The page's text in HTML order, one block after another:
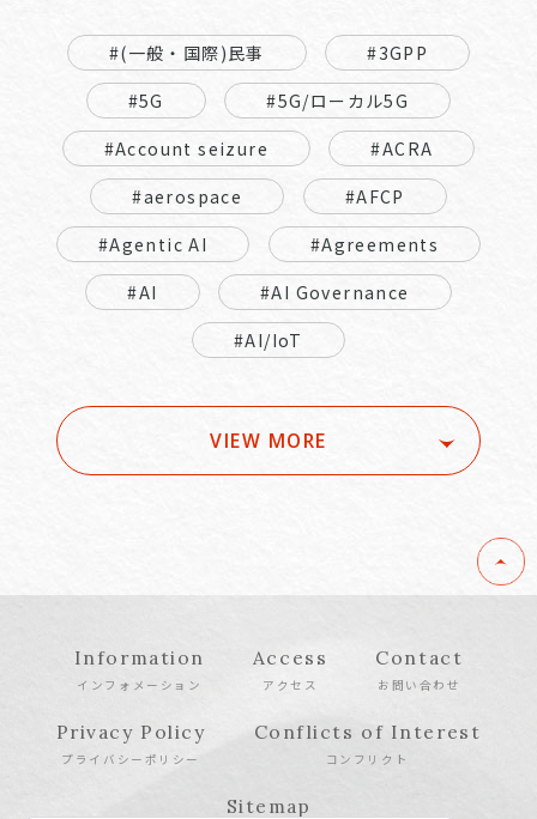
#(一般・国際)民事
#3GPP
#5G
#5G/ローカル5G
#Account seizure
#ACRA
#aerospace
#AFCP
#Agentic AI
#Agreements
#AI
#AI Governance
#AI/IoT
VIEW MORE
Information
インフォメーション
Access
アクセス
Contact
お問い合わせ
Privacy Policy
プライバシーポリシー
Conflicts of Interest
コンフリクト
Sitemap